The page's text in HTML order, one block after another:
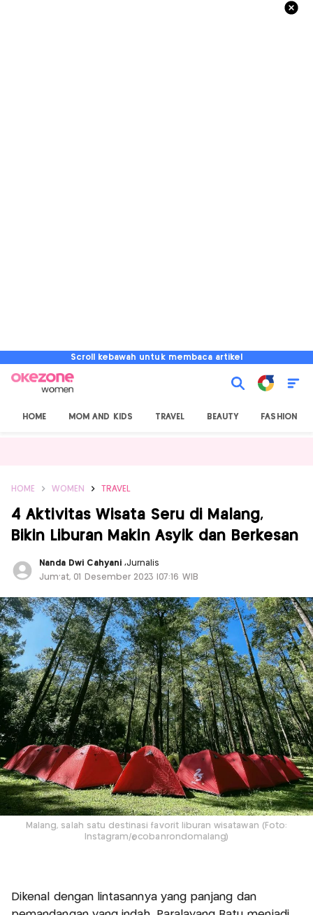
Scroll kebawah untuk membaca artikel
HOME MOM AND KIDS TRAVEL BEAUTY FASHION
HOME WOMEN TRAVEL
4 Aktivitas Wisata Seru di Malang,
Bikin Liburan Makin Asyik dan Berkesan
Nanda Dwi Cahyani ,Jurnalis
Jum'at, 01 Desember 2023 |07:16 WIB
Malang, salah satu destinasi favorit liburan wisatawan (Foto:
Instagram/@cobanrondomalang)
Dikenal dengan lintasannya yang panjang dan